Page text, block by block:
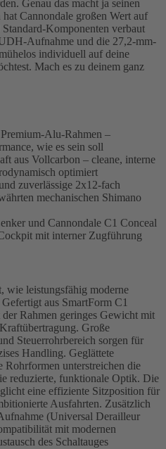
Genau das macht ja seinen
Cannondale großen Wert auf
Komponenten verbaut
Aufnahme und die 27,2-mm-
individuell auf deine
Mach es zu deinem ganz
Alu-Rahmen –
wie es sein soll
aus Vollcarbon – cleane, interne
optimiert
zuverlässige 2x12-fach
mechanischen Shimano
und Cannondale C1 Conceal
mit interner Zugführung
wie leistungsfähig moderne
aus SmartForm C1
Rahmen geringes Gewicht mit
Große
Steuerrohrbereich sorgen für
Handling. Geglättete
Rohrformen unterstreichen die
reduzierte, funktionale Optik. Die
eine effiziente Sitzposition für
Ausfahrten. Zusätzlich
(Universal Derailleur
mit modernen
des Schaltauges